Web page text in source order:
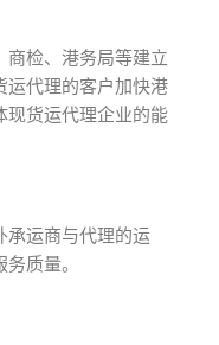
商检、港务局等建立
运代理的客户加快港
现货运代理企业的能
承运商与代理的运
质量。